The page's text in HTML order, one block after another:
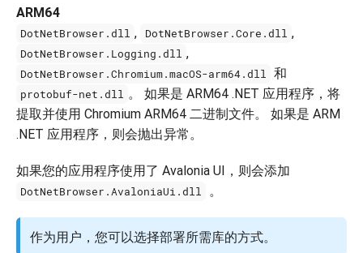
ARM64
DotNetBrowser.dll , DotNetBrowser.Core.dll ,
DotNetBrowser.Logging.dll ,
DotNetBrowser.Chromium.macOS-arm64.dll 和
protobuf-net.dll 。 如果是 ARM64 .NET 应用程序，将
提取并使用 Chromium ARM64 二进制文件。 如果是 ARM
.NET 应用程序，则会抛出异常。
如果您的应用程序使用了 Avalonia UI，则会添加
DotNetBrowser.AvaloniaUi.dll 。
作为用户，您可以选择部署所需库的方式。